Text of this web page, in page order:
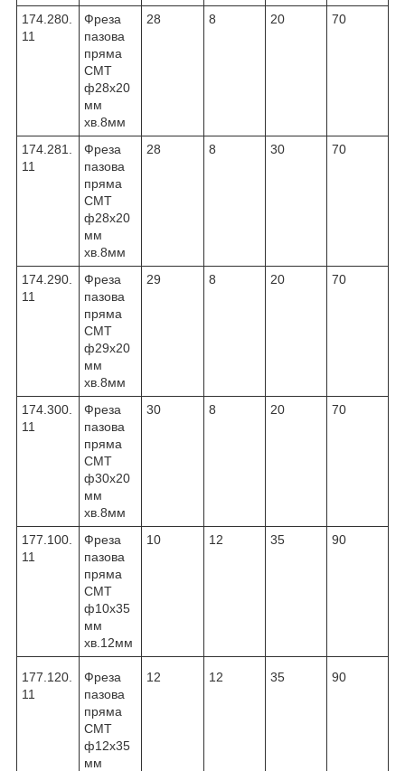
174.280.
11
Фреза
пазова
пряма
CMT
ф28х20
мм
хв.8мм
28 8 20 70
174.281.
11
Фреза
пазова
пряма
CMT
ф28х20
мм
хв.8мм
28 8 30 70
174.290.
11
Фреза
пазова
пряма
CMT
ф29х20
мм
хв.8мм
29 8 20 70
174.300.
11
Фреза
пазова
пряма
CMT
ф30х20
мм
хв.8мм
30 8 20 70
177.100.
11
Фреза
пазова
пряма
CMT
ф10х35
мм
хв.12мм
10 12 35 90
177.120.
11
Фреза
пазова
пряма
CMT
ф12х35
мм
12 12 35 90